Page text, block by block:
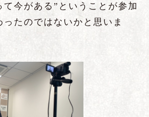
今がある” ということが参加
たのではないかと思いま